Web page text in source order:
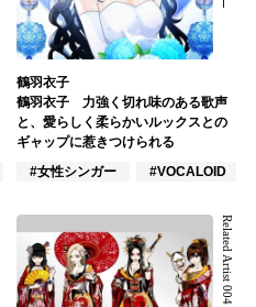
#楽器奏者
鶴羽衣子
鶴羽衣子 力強く切れ味のある歌声
と、愛らしく柔らかいルックスとの
ギャップに惹きつけられる
#女性シンガー
#VOCALOID
Related Artist 004